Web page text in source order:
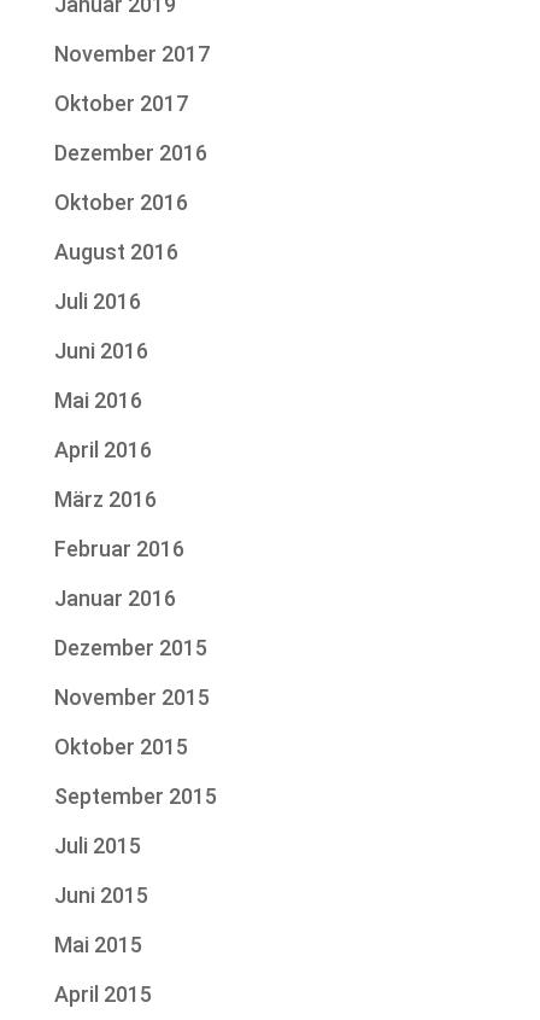
November 2017
Oktober 2017
Dezember 2016
Oktober 2016
August 2016
Juli 2016
Juni 2016
Mai 2016
April 2016
März 2016
Februar 2016
Januar 2016
Dezember 2015
November 2015
Oktober 2015
September 2015
Juli 2015
Juni 2015
Mai 2015
April 2015